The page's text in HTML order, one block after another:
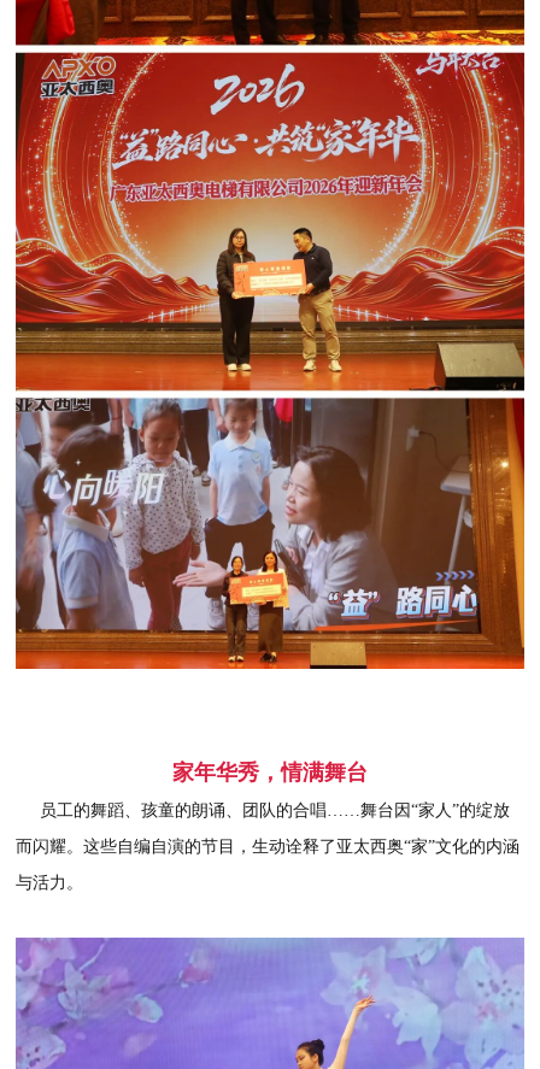
家年华秀，情满舞台
员工的舞蹈、孩童的朗诵、团队的合唱……舞台因“家人”的绽放
而闪耀。这些自编自演的节目，生动诠释了亚太西奥“家”文化的内涵
与活力。